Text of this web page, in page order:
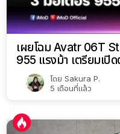
เผยโฉม Avatr 06T
955 แรงม้า เตรียมเปิ
โดย Sakura P.
5 เดือนที่แล้ว